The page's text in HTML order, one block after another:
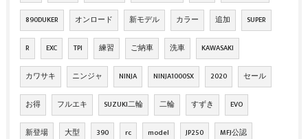
890DUKER オンロード 新モデル カラー 追加 SUPER
R EXC TPI 練習 ご納車 洗車 KAWASAKI
カワサキ ニンジャ NINJA NINJA1000SX 2020 セール
お得 フルエキ SUZUKI二輪 二輪 すずき EVO
新登場 大型 390 rc model JP250 MFJ公認